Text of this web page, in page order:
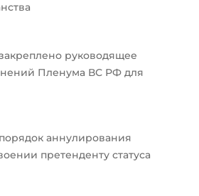
руководящее
Пленума ВС РФ для
аннулирования
претенденту статуса